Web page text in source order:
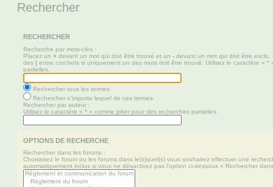
Rechercher
RECHERCHER
Recherche par mots-clés :
Placez un + devant un mot qui doit être trouvé et un - devant un mot qui doit être
des | entre crochets si uniquement un des mots doit être trouvé. Utilisez le caractère « *
partielles.
Rechercher tous les termes
Rechercher n’importe lequel de ces termes
Rechercher par auteur :
Utilisez le caractère « * » comme joker pour des recherches partielles.
OPTIONS DE RECHERCHE
Rechercher dans les forums :
Choisissez le forum ou les forums dans le(s)quel(s) vous souhaitez effectuer une
automatiquement inclus si vous ne désactivez pas l’option ci-dessous « Rechercher